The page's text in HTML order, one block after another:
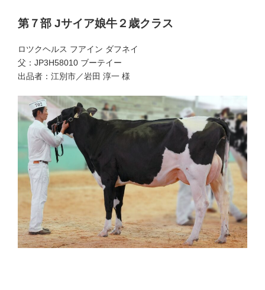
第７部 Jサイア娘牛２歳クラス
ロツクヘルス フアイン ダフネイ
父：JP3H58010 ブーテイー
出品者：江別市／岩田 淳一 様
第11部 １席